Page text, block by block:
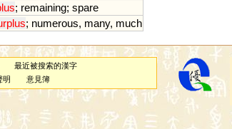
; remaining; spare
; numerous, many, much
最近被搜索的漢字
明 意見簿